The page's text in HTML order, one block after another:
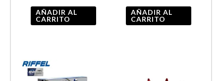
AÑADIR AL
CARRITO
AÑADIR AL
CARRITO